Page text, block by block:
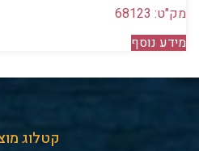
מק"ט: 68123
מידע נוסף
קטלוג